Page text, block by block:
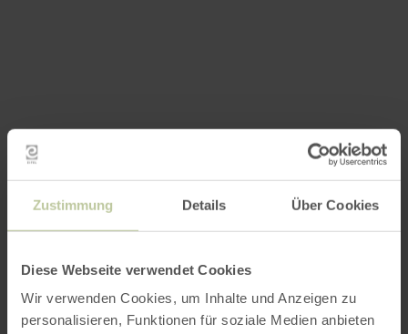
Zustimmung Details Über Cookies
Diese Webseite verwendet Cookies
Wir verwenden Cookies, um Inhalte und Anzeigen zu
personalisieren, Funktionen für soziale Medien anbieten